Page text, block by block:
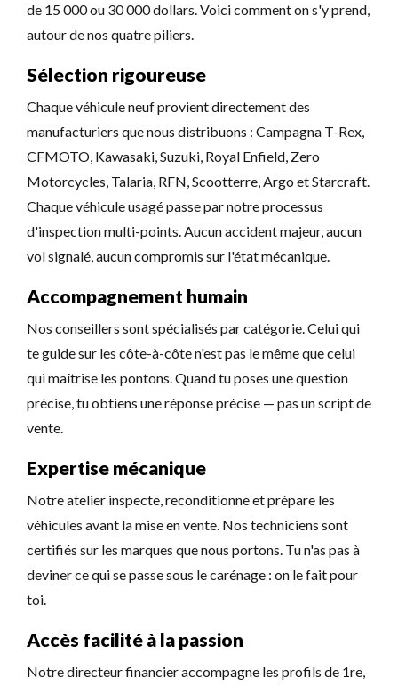
de 15 000 ou 30 000 dollars. Voici comment on s'y prend,
autour de nos quatre piliers.
Sélection rigoureuse
Chaque véhicule neuf provient directement des
manufacturiers que nous distribuons : Campagna T-Rex,
CFMOTO, Kawasaki, Suzuki, Royal Enfield, Zero
Motorcycles, Talaria, RFN, Scootterre, Argo et Starcraft.
Chaque véhicule usagé passe par notre processus
d'inspection multi-points. Aucun accident majeur, aucun
vol signalé, aucun compromis sur l'état mécanique.
Accompagnement humain
Nos conseillers sont spécialisés par catégorie. Celui qui
te guide sur les côte-à-côte n'est pas le même que celui
qui maîtrise les pontons. Quand tu poses une question
précise, tu obtiens une réponse précise — pas un script de
vente.
Expertise mécanique
Notre atelier inspecte, reconditionne et prépare les
véhicules avant la mise en vente. Nos techniciens sont
certifiés sur les marques que nous portons. Tu n'as pas à
deviner ce qui se passe sous le carénage : on le fait pour
toi.
Accès facilité à la passion
Notre directeur financier accompagne les profils de 1re,